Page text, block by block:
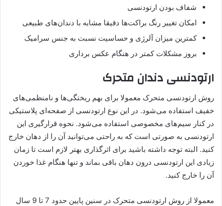
شفاف بودن ارتودنسی
امکان تغییر رنگ براکت‌ها دقیقا مشابه با دندان‌های طبیعی
کمترین میزان آلرژی و حساسیت نسبت به جنس سرامیک
بروز مشکلات کمتر در هنگام عکس برداری
ارتودنسی دندان متحرک
روش ارتودنسی متحرک معمولا برای بهم ریختگی‌ها و نامنظمی‌های
خفیف استفاده می‌شود. در این نوع ارتودنسی از صفحه‌ای پلاستیکی
در کنار سیم‌های مخصوصی استفاده می‌شود. نحوه قرارگیری این
ارتودنسی به صورتی است که به راحتی می‌توانید آن را از دهان خارج
کنید. البته توجه داشته باشید برای اثرگذاری بهتر لازم است تا زمان
زیادی این ارتودنسی درون دهان باقی بماند و تنها هنگام غذا خوردن
آن را خارج کنید.
معمولا از روش ارتودنسی متحرک در سنین پایین حدود 7 تا 9 سال